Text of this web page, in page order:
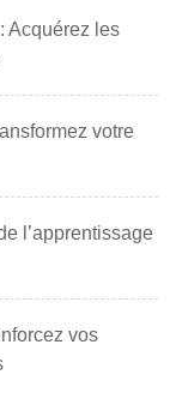
Acquérez les
votre
l’apprentissage
vos